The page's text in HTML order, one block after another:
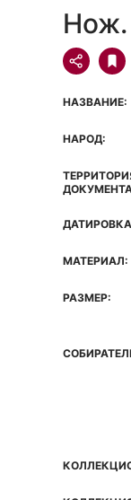
Нож.
НАЗВАНИЕ:
НАРОД:
МАТЕРИАЛ:
РАЗМЕР: